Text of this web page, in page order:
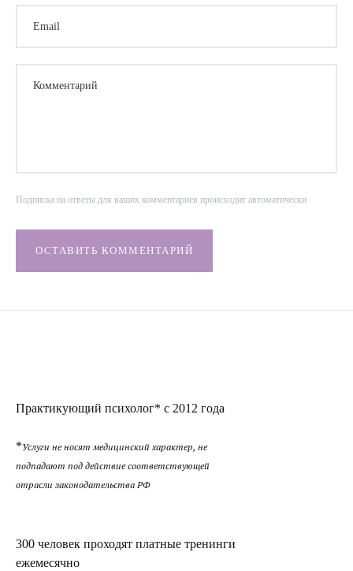
Email
Комментарий
Подписка на ответы для ваших комментариев происходит автоматически
ОСТАВИТЬ КОММЕНТАРИЙ
Практикующий психолог* с 2012 года
*Услуги не носят медицинский характер, не
подпадают под действие соответствующей
отрасли законодательства РФ
300 человек проходят платные тренинги
ежемесячно